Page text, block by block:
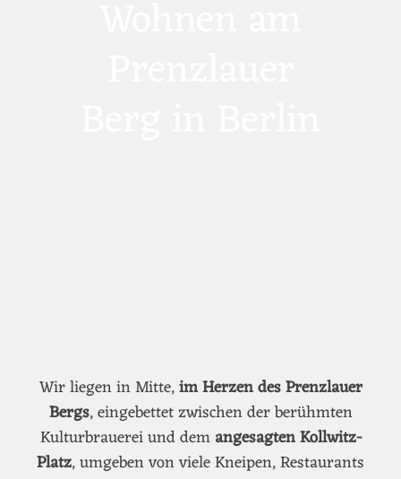
Wir liegen in Mitte,im Herzen des Prenzlauer
Bergs, eingebettet zwischen der berühmten
Kulturbrauerei und demangesagten Kollwitz-
Platz, umgeben von viele Kneipen, Restaurants